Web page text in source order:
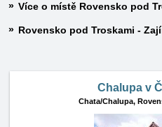
Více o místě Rovensko pod
Rovensko pod Troskami -
Chalupa v
Chata/Chalupa,